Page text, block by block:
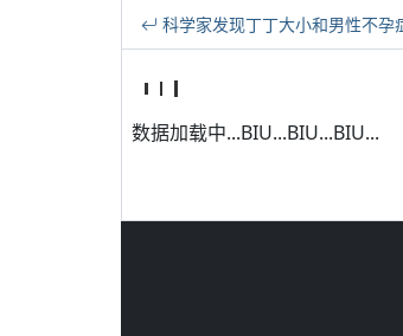
科学家发现丁丁大小和男性不孕
数据加载中...BIU...BIU...BIU...